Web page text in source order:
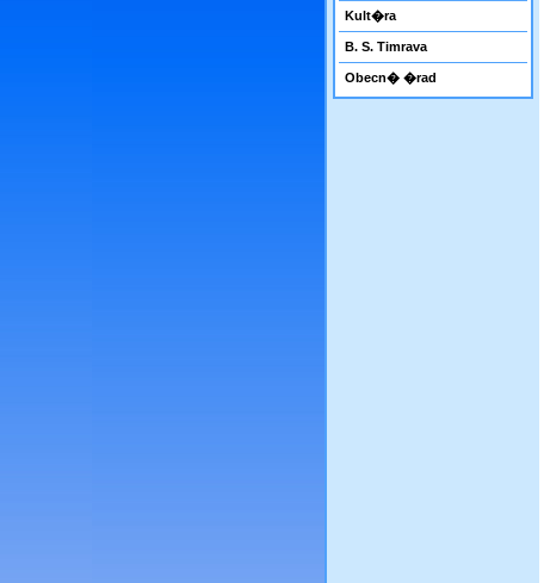
Kult�ra
B. S. Timrava
Obecn� �rad